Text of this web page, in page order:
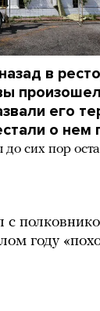
в
его
о нем
сих пор
с
году